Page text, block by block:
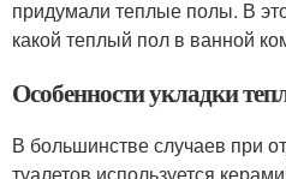
придумали теплые полы. В
какой теплый пол в ванной
Особенности укладки
В большинстве случаев при